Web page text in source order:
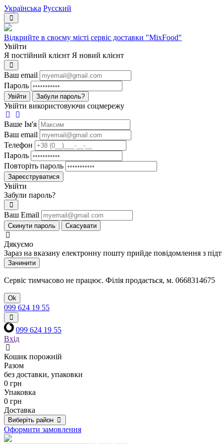
Українська Русский
Відкрийте в своєму місті сервіс доставки "MixFood"
Увійти
Я постійний клієнт Я новий клієнт
Ваш email
Пароль
Увійти Забули пароль?
Увійти використовуючи соцмережу
Ваше Iм'я
Ваш email
Телефон
Пароль
Повторіть пароль
Зареєструватися
Увійти
Забули пароль?
Ваш Email
Скинути пароль Скасувати
Дякуємо
Зараз на вказану електронну пошту прийде повідомлення з
Зачинити
Сервіс тимчасово не працює. Філія продається, м. 0668314675
Ok
099 624 19 55
099 624 19 55
Вхід
Кошик порожній
Разом
без доставки, упаковки
0 грн
Упаковка
0 грн
Доставка
Виберіть район
Оформити замовлення